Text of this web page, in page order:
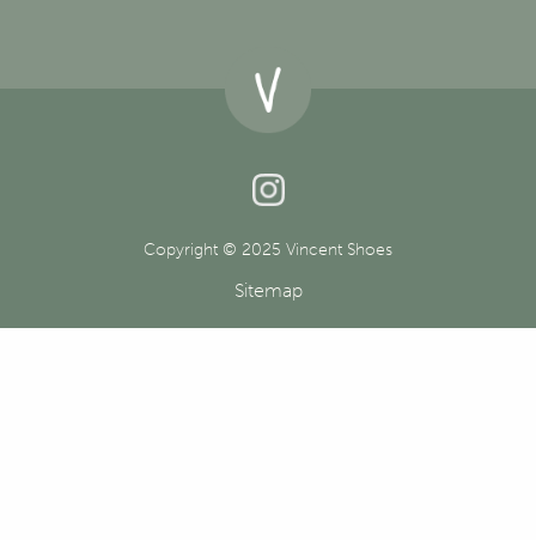
Copyright © 2025 Vincent Shoes
Sitemap